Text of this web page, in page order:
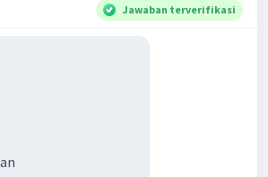
Jawaban terverifikasi